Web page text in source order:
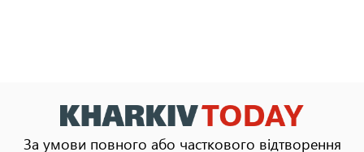
За умови повного або часткового відтворення